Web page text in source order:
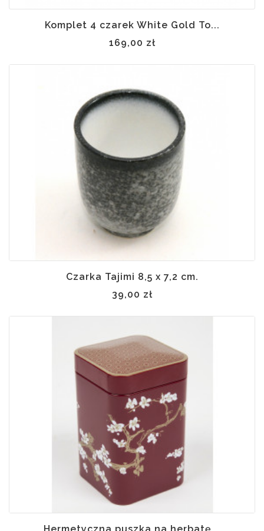
Komplet 4 czarek White Gold To...
169,00 zł
Czarka Tajimi 8,5 x 7,2 cm.
39,00 zł
Hermetyczna puszka na herbatę...